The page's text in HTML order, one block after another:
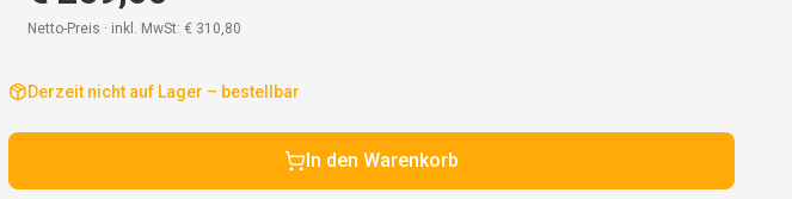
Netto-Preis · inkl. MwSt: € 310,80
Derzeit nicht auf Lager – bestellbar
In den Warenkorb